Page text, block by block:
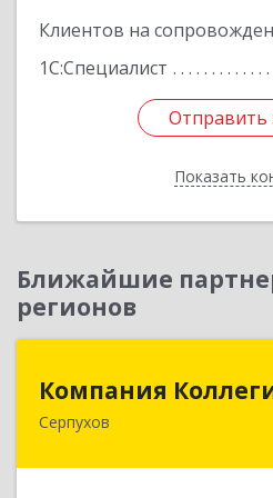
Клиентов на
1С:Специалист
Отправить
Показать
Отправить
Назад
Ближайшие
регионов
Компания
Серпухов
142211, Московская обл,